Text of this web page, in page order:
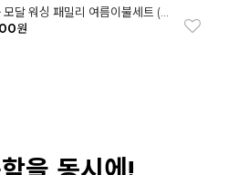
모달 워싱 패밀리 여름이불세트 (8
원